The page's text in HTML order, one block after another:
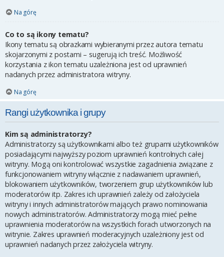
Na górę
Co to są ikony tematu?
Ikony tematu są obrazkami wybieranymi przez autora tematu
skojarzonymi z postami – sugerują ich treść. Możliwość
korzystania z ikon tematu uzależniona jest od uprawnień
nadanych przez administratora witryny.
Na górę
Rangi użytkownika i grupy
Kim są administratorzy?
Administratorzy są użytkownikami albo też grupami użytkowników
posiadającymi najwyższy poziom uprawnień kontrolnych całej
witryny. Mogą oni kontrolować wszystkie zagadnienia związane z
funkcjonowaniem witryny włącznie z nadawaniem uprawnień,
blokowaniem użytkowników, tworzeniem grup użytkowników lub
moderatorów itp. Zakres ich uprawnień zależy od założyciela
witryny i innych administratorów mających prawo nominowania
nowych administratorów. Administratorzy mogą mieć pełne
uprawnienia moderatorów na wszystkich forach utworzonych na
witrynie. Zakres uprawnień moderacyjnych uzależniony jest od
uprawnień nadanych przez założyciela witryny.